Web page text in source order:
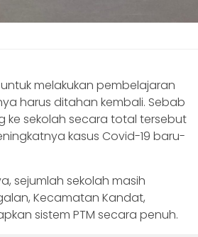
melakukan pembelajaran
harus ditahan kembali. Sebab
sekolah secara total tersebut
kasus Covid-19 baru-
sejumlah sekolah masih
Kecamatan Kandat,
sistem PTM secara penuh.